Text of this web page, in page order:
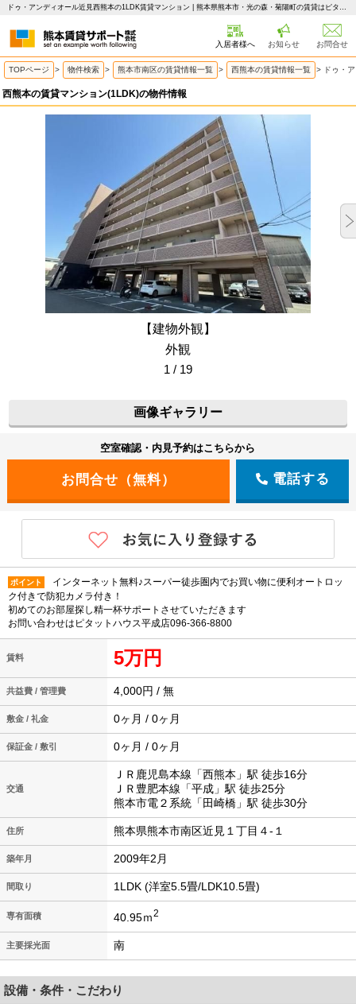
ドゥ・アンディオール近見西熊本の1LDK賃貸マンション | 熊本県熊本市・光の森・菊陽町の賃貸はピタットハウス 熊本賃貸サポート
入居者様へ お知らせ お問合せ
TOPページ > 物件検索 > 熊本市南区の賃貸情報一覧 > 西熊本の賃貸情報一覧 > ドゥ・
西熊本の賃貸マンション(1LDK)の物件情報
【建物外観】
外観
1 / 19
画像ギャラリー
空室確認・内見予約はこちらから
電話する
ポイント
インターネット無料♪スーパー徒歩圏内でお買い物に便利オートロッ
ク付きで防犯カメラ付き！
初めてのお部屋探し精一杯サポートさせていただきます
お問い合わせはピタットハウス平成店096-366-8800
賃料 5万円
共益費 / 管理費 4,000円 / 無
敷金 / 礼金 0ヶ月 / 0ヶ月
保証金 / 敷引 0ヶ月 / 0ヶ月
交通
ＪＲ鹿児島本線「西熊本」駅 徒歩16分
ＪＲ豊肥本線「平成」駅 徒歩25分
熊本市電２系統「田崎橋」駅 徒歩30分
住所 熊本県熊本市南区近見１丁目４-１
築年月 2009年2月
間取り 1LDK (洋室5.5畳/LDK10.5畳)
専有面積 40.95ｍ2
主要採光面 南
設備・条件・こだわり